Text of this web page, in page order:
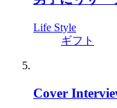
Life Style
ギフト
Cover